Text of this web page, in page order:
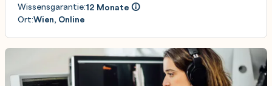
Wissensgarantie:12 Monate
Ort:Wien, Online